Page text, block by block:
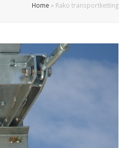
Home » Rako transportketting